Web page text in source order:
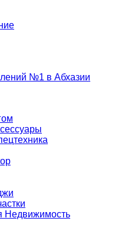
№1 в Абхазии
Недвижимость